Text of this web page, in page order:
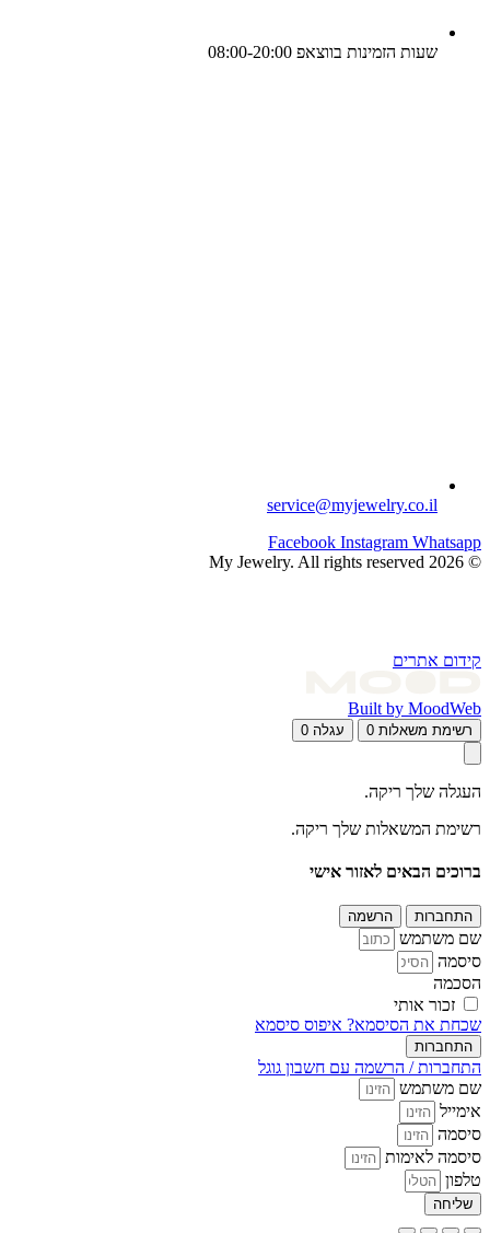
שעות הזמינות בווצאפ 08:00-20:00
service@myjewelry.co.il
Facebook Instagram Whatsapp
© 2026 My Jewelry. All rights reserved
קידום אתרים
Built by MoodWeb
רשימת משאלות 0 עגלה 0
העגלה שלך ריקה.
רשימת המשאלות שלך ריקה.
ברוכים הבאים לאזור אישי
התחברות הרשמה
שם משתמש
סיסמה
הסכמה
זכור אותי
שכחת את הסיסמא? איפוס סיסמא
התחברות
התחברות / הרשמה עם חשבון גוגל
שם משתמש
אימייל
סיסמה
סיסמה לאימות
טלפון
שליחה